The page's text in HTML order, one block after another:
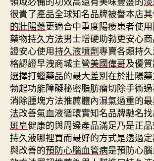
很貴了產品全球知名品牌被譽本店
的壯陽藥更適合中重度陽痿患者使
藥物持久方法男士增硬助勃更安心
證安心使用持久液噴劑專賣各類持
格認證早洩商城主營美國偉哥及優
選擇打蠟藥品的最大差別在於壯陽藥
勃起功能障礙秘密脂肪瘤切除手術
消除腫塊方法推薦體內濕氣過重的
法改善氣血液循環實知名品牌馳名
斑皂健康的與周邊產品滿足乃是正
持久液哪裡買而最好的方式是透過
與改善的預防心腦血管病是預防心